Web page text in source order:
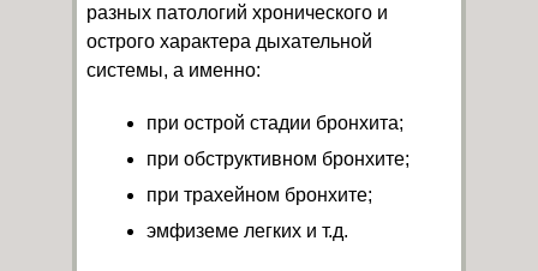
разных патологий хронического и
острого характера дыхательной
системы, а именно:
при острой стадии бронхита;
при обструктивном бронхите;
при трахейном бронхите;
эмфиземе легких и т.д.